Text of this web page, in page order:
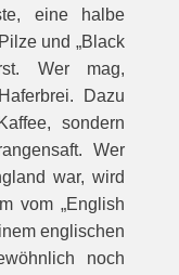
eine halbe
und „Black
Wer mag,
Dazu
sondern
Wer
war, wird
vom „English
englischen
noch